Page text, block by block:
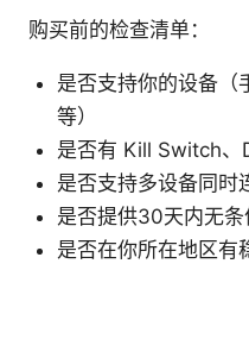
购买前的检查清单：
是否支持你的设备（
等）
是否有 Kill Switch、
是否支持多设备同时
是否提供30天内无条
是否在你所在地区有